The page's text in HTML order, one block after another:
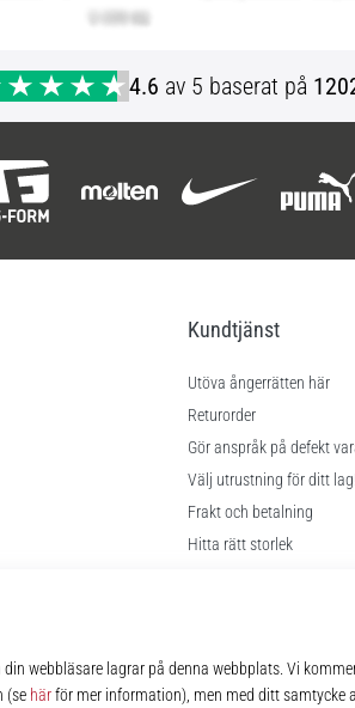
4.6 av 5 baserat på
Kundtjänst
Utöva ångerrätten här
Returorder
Gör anspråk på defekt
Välj utrustning för ditt lag!
Frakt och betalning
Hitta rätt storlek